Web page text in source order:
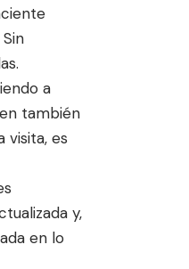
a
también
visita, es
y,
en lo